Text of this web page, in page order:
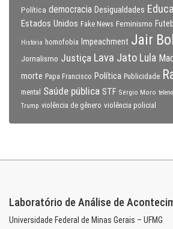
Política democracia Desigualdades
Estados Unidos Fake News Feminismo
História homofobia Impeachment Jair
Jornalismo Justiça Lava Jato Lula
morte Papa Francisco Política Publicidade
mental
Saúde pública STF Sérgio Moro
Trump violência de gênero violência policial
Laboratório de Análise de
Universidade Federal de Minas Gerais – UFMG